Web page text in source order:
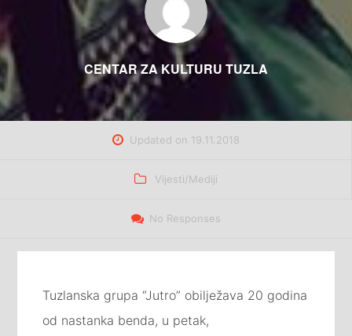
CENTAR ZA KULTURU TUZLA
Updated on 19.11.2018
Categories
Vijesti/Mediji
No Responses
Tuzlanska grupa “Jutro” obilježava 20 godina
od nastanka benda, u petak,